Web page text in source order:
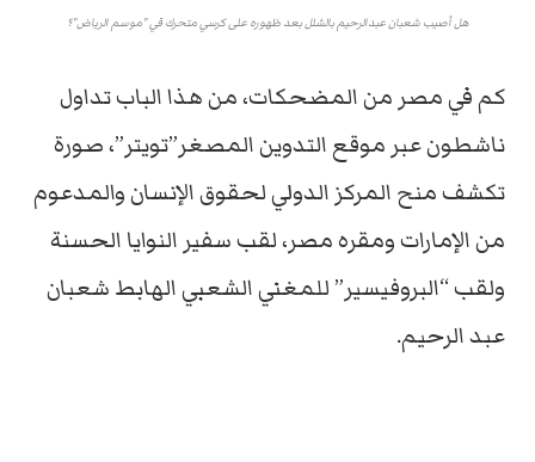
هل أصيب شعبان عبدالرحيم بالشلل بعد ظهوره على كرسي متحرك في "موسم الرياض"؟
كم في مصر من المضحكات، من هذا الباب تداول
ناشطون عبر موقع التدوين المصغر”تويتر”، صورة
تكشف منح المركز الدولي لحقوق الإنسان والمدعوم
من الإمارات ومقره مصر، لقب سفير النوايا الحسنة
ولقب “البروفيسير” للمغني الشعبي الهابط شعبان
عبد الرحيم.